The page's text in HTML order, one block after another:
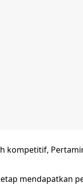
kompetitif,
mendapatkan